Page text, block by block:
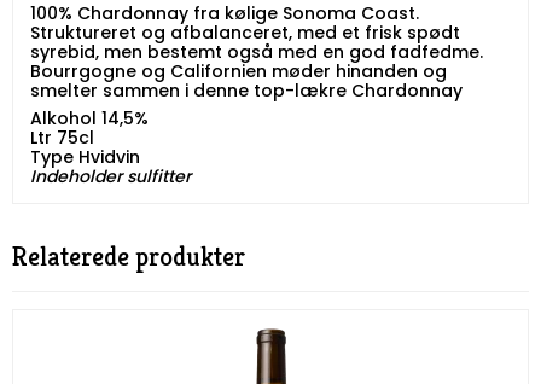
100% Chardonnay fra kølige Sonoma Coast.
Struktureret og afbalanceret, med et frisk spødt
syrebid, men bestemt også med en god fadfedme.
Bourrgogne og Californien møder hinanden og
smelter sammen i denne top-lækre Chardonnay
Alkohol 14,5%
Ltr 75cl
Type Hvidvin
​​​​​​​Indeholder sulfitter
Relaterede produkter